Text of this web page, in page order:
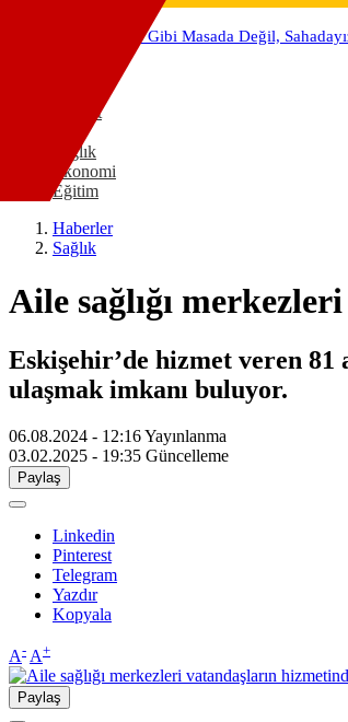
"Söz Verdiğimiz Gibi Masada Değil, Sahadayız"
Siyaset
Sağlık
Ekonomi
Eğitim
Haberler
Sağlık
Aile sağlığı
Eskişehir’de hizmet veren 81
ulaşmak imkanı buluyor.
06.08.2024 - 12:16Yayınlanma
03.02.2025 - 19:35 Güncelleme
Paylaş
Linkedin
Pinterest
Telegram
Yazdır
Kopyala
A- A+
Paylaş